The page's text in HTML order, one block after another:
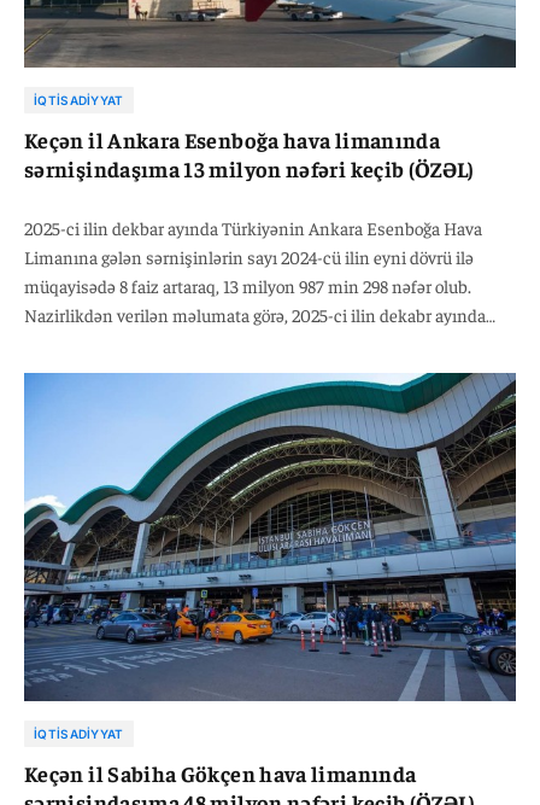
İQTISADIYYAT
Keçən il Ankara Esenboğa hava limanında
sərnişindaşıma 13 milyon nəfəri keçib (ÖZƏL)
2025-ci ilin dekbar ayında Türkiyənin Ankara Esenboğa Hava
Limanına gələn sərnişinlərin sayı 2024-cü ilin eyni dövrü ilə
müqayisədə 8 faiz artaraq, 13 milyon 987 min 298 nəfər olub.
Nazirlikdən verilən məlumata görə, 2025-ci ilin dekabr ayında
analoji dövrü ilə müqayisədə 6 faiz artaraq, 10 milyon 344 min 671
nəfər, beynəlxalq reyslər üzrə isə 14 faiz artaraq 3 milyon 642 min
627 nəfər təşkil edib. 2025-ci ilin dekabr ayında hava limanının
yük daşınması 2024-cü ilin eyni dövrü ilə müqayisədə 8 faiz
artaraq 136 min 111 ton təşkil edib. Bununla yanaşı, 2025-ci ilin
dekabr ayında hava limanının daxili reyslər üzrə yük daşınması
2024-cü ilin eyni dövrü ilə müqayisədə 5 faiz artaraq, 81 min 511
ton, beynəlxalq reyslər üzrə yük daşınması isə eyni dövrlə
müqayisədə 13 faiz artaraq, 54 min 601 ton təşkil edib.
İQTISADIYYAT
Keçən il Sabiha Gökçen hava limanında